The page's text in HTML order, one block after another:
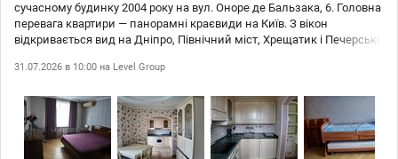
сучасному будинку 2004 року на вул. Оноре де Бальзака, 6. Головна
перевага квартири — панорамні краєвиди на Київ. З вікон
відкривається вид на Дніпро, Північний міст, Хрещатик і Печерські
природним світлом, а ввечері відкривається красивий вигляд на
купівлі можна одразу заїжджати без додаткових вкладень. Основні
переваги: Загальна площа — 98 м #178; 3 окремі кімнати Велика
облаштована лоджія Підігрів підлоги Багато місць для зберігання
Якісний ремонт Італійські меблі Побутова техніка залишається
31.07.2026 в 10:00 на Level Group